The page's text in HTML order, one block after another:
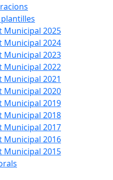
Municipal 2025
Municipal 2024
Municipal 2023
Municipal 2022
Municipal 2021
Municipal 2020
Municipal 2019
Municipal 2018
Municipal 2017
Municipal 2016
Municipal 2015